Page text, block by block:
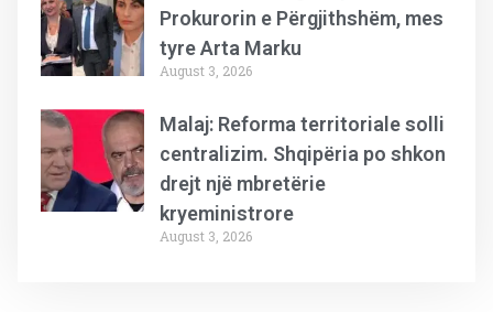
Prokurorin e Përgjithshëm, mes
tyre Arta Marku
August 3, 2026
Malaj: Reforma territoriale solli
centralizim. Shqipëria po shkon
drejt një mbretërie
kryeministrore
August 3, 2026